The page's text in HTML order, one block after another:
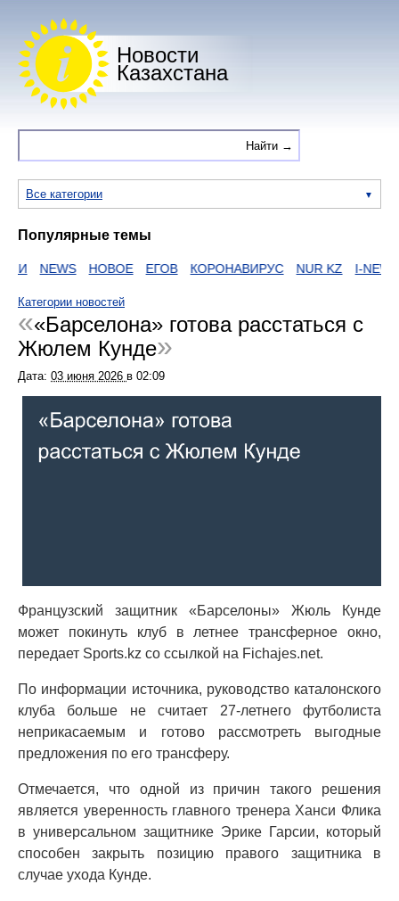
Новости
Казахстана
Все категории
Популярные темы
NEWS НОВОЕ ЕГОВ КОРОНАВИРУС NUR KZ I-NEWS
Категории новостей
«Барселона» готова расстаться с
Жюлем Кунде
Дата: 03 июня 2026 в 02:09
Французский защитник «Барселоны» Жюль Кунде
может покинуть клуб в летнее трансферное окно,
передает Sports.kz со ссылкой на Fichajes.net.
По информации источника, руководство каталонского
клуба больше не считает 27-летнего футболиста
неприкасаемым и готово рассмотреть выгодные
предложения по его трансферу.
Отмечается, что одной из причин такого решения
является уверенность главного тренера Ханси Флика
в универсальном защитнике Эрике Гарсии, который
способен закрыть позицию правого защитника в
случае ухода Кунде.